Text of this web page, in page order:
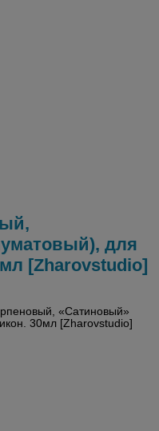
для
[Zharovstudio]
«Сатиновый»
30мл [Zharovstudio]